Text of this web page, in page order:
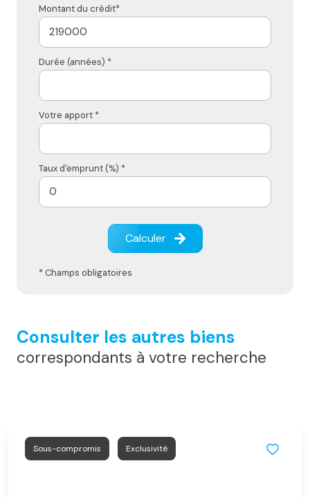
Montant du crédit*
Durée (années) *
Votre apport *
Taux d'emprunt (%) *
Calculer
* Champs obligatoires
Consulter les autres biens
correspondants à votre recherche
Sous-compromis Exclusivité